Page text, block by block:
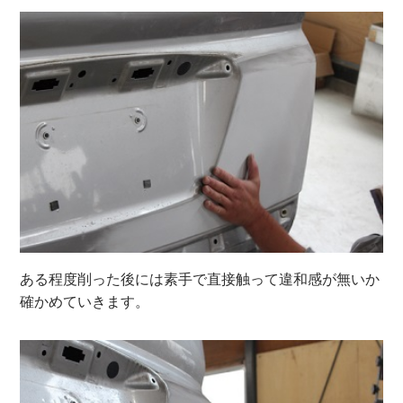
ある程度削った後には素手で直接触って違和感が無いか
確かめていきます。